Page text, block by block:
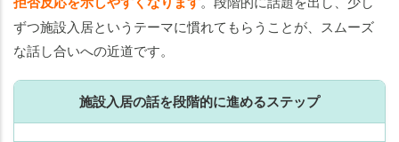
ずつ施設入居というテーマに慣れてもらうことが、スムーズ
な話し合いへの近道です。
施設入居の話を段階的に進めるステップ